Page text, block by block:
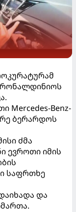
Mercedes-Benz-
ბერარდოს
ძმა
ევროთი იმის
საფრთხე
და